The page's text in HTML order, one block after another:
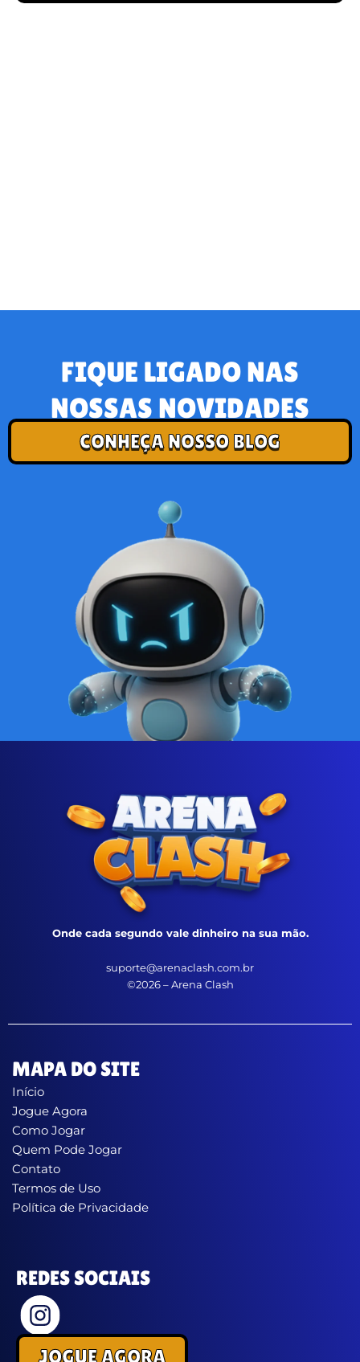
FIQUE LIGADO NAS
NOSSAS NOVIDADES
CONHEÇA NOSSO BLOG
Onde cada segundo vale dinheiro na sua mão.
suporte@arenaclash.com.br
©2026 – Arena Clash
MAPA DO SITE
Início
Jogue Agora
Como Jogar
Quem Pode Jogar
Contato
Termos de Uso
Política de Privacidade
REDES SOCIAIS
JOGUE AGORA